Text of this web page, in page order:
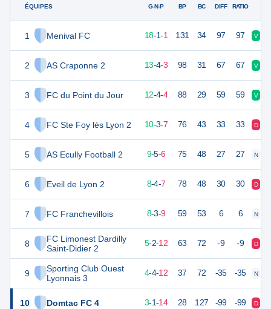
ÉQUIPES
1 Menival FC
2 AS Craponne 2
3 FC du Point du Jour
4 FC Ste Foy lès Lyon 2
5 AS Ecully Football 2
6 Eveil de Lyon 2
7 FC Franchevillois
8
FC Limonest Dardilly
Saint-Didier 2
9
Sporting Club Ouest
Lyonnais 3
10 Domtac FC 4
G-N-P BP BC DIFF RATIO
18-1-1 131 34 97 97 V
13-4-3 98 31 67 67 V
40 12-4-4 88 29 59 59 V
33 20 10-3-7 76 43 33 33 D
32 9-5-6 75 48 27 27 N
8-4-7 78 48 30 30 D
27 8-3-9 59 53 6 6 N
17 19 5-2-12 63 72 -9 -9 D
16 4-4-12 37 72 -35 -35 N
3-1-14 28 127 -99 -99 D